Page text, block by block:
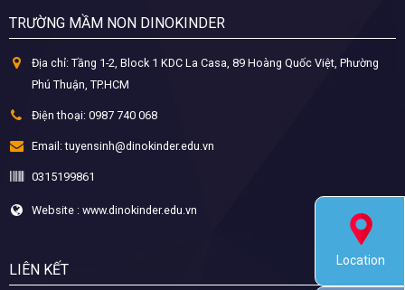
TRƯỜNG MẦM NON DINOKINDER
Địa chỉ: Tầng 1-2, Block 1 KDC La Casa, 89 Hoàng Quốc Việt, Phường
Phú Thuận, TP.HCM
Điện thoại: 0987 740 068
Email: tuyensinh@dinokinder.edu.vn
0315199861
Website : www.dinokinder.edu.vn
LIÊN KẾT
Location